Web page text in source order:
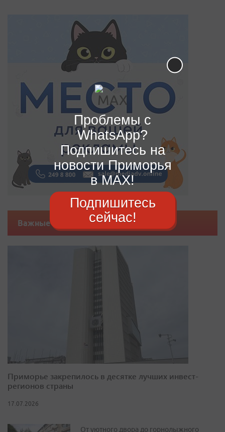
Важные новости
Приморье закрепилось в десятке лучших инвест-
регионов страны
17.07.2026
От уютного двора до горнолыжного
Проблемы с
WhatsApp?
Подпишитесь на
новости Приморья
в MAX!
Подпишитесь
сейчас!